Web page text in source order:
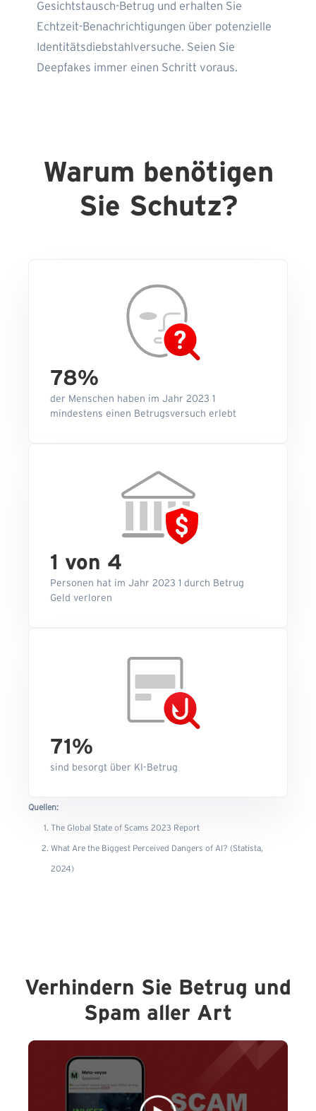
Gesichtstausch-Betrug und erhalten Sie
Echtzeit-Benachrichtigungen über potenzielle
Identitätsdiebstahlversuche. Seien Sie
Deepfakes immer einen Schritt voraus.
Warum benötigen
Sie Schutz?
78%
der Menschen haben im Jahr 2023 1
mindestens einen Betrugsversuch erlebt
1 von 4
Personen hat im Jahr 2023 1 durch Betrug
Geld verloren
71%
sind besorgt über KI-Betrug
Quellen:
The Global State of Scams 2023 Report
What Are the Biggest Perceived Dangers of AI? (Statista,
2024)
Verhindern Sie Betrug und
Spam aller Art